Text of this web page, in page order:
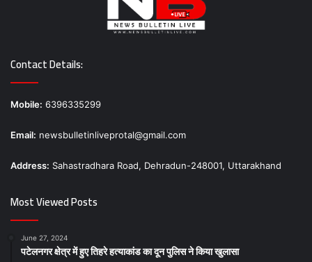
Contact Details:
Mobile: 6396335299
Email: newsbulletinliveprotal@gmail.com
Address: Sahastradhara Road, Dehradun-248001, Uttarakhand
Most Viewed Posts
June 27, 2024
पटेलनगर क्षेत्र में हुए तिहरे हत्याकांड का दून पुलिस ने किया खुलासा